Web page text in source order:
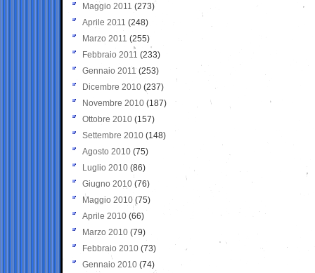
Maggio 2011 (273)
Aprile 2011 (248)
Marzo 2011 (255)
Febbraio 2011 (233)
Gennaio 2011 (253)
Dicembre 2010 (237)
Novembre 2010 (187)
Ottobre 2010 (157)
Settembre 2010 (148)
Agosto 2010 (75)
Luglio 2010 (86)
Giugno 2010 (76)
Maggio 2010 (75)
Aprile 2010 (66)
Marzo 2010 (79)
Febbraio 2010 (73)
Gennaio 2010 (74)